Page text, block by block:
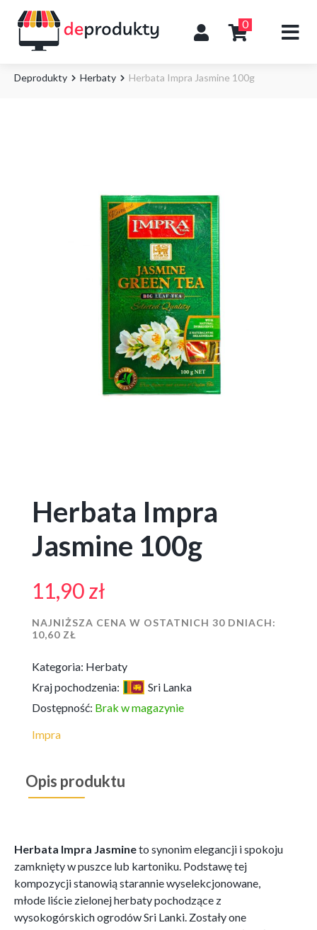
0
Deprodukty Herbaty Herbata Impra Jasmine 100g
Herbata Impra
Jasmine 100g
11,90zł
NAJNIŻSZA CENA W OSTATNICH 30 DNIACH:
10,60 ZŁ
Kategoria: Herbaty
Kraj pochodzenia:
Sri Lanka
Dostępność: Brak w magazynie
Impra
Opis produktu
Herbata Impra Jasmineto synonim elegancji i spokoju
zamknięty w puszce lub kartoniku. Podstawę tej
kompozycji stanowią starannie wyselekcjonowane,
młode liście zielonej herbaty pochodzące z
wysokogórskich ogrodów Sri Lanki. Zostały one